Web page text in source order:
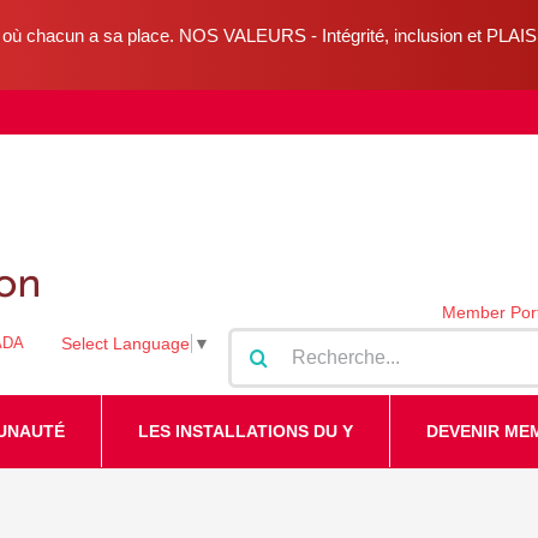
chacun a sa place. NOS VALEURS - Intégrité, inclusion et
Select Language ▼
Member
LES INSTALLATIONS DU Y DEVENIR